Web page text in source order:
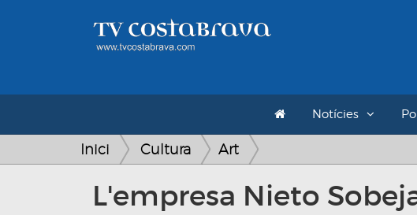
Notícies
Inici Cultura Art
L'empresa Nieto